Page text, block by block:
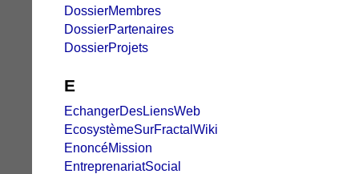
DossierMembres
DossierPartenaires
DossierProjets
E
EchangerDesLiensWeb
EcosystèmeSurFractalWiki
EnoncéMission
EntreprenariatSocial